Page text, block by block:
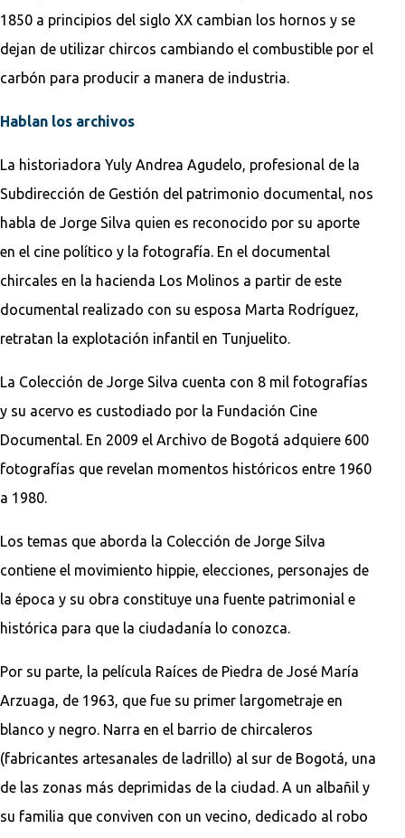
1850 a principios del siglo XX cambian los hornos y se
dejan de utilizar chircos cambiando el combustible por el
carbón para producir a manera de industria.
Hablan los archivos
La historiadora Yuly Andrea Agudelo, profesional de la
Subdirección de Gestión del patrimonio documental, nos
habla de Jorge Silva quien es reconocido por su aporte
en el cine político y la fotografía. En el documental
chircales en la hacienda Los Molinos a partir de este
documental realizado con su esposa Marta Rodríguez,
retratan la explotación infantil en Tunjuelito.
La Colección de Jorge Silva cuenta con 8 mil fotografías
y su acervo es custodiado por la Fundación Cine
Documental. En 2009 el Archivo de Bogotá adquiere 600
fotografías que revelan momentos históricos entre 1960
a 1980.
Los temas que aborda la Colección de Jorge Silva
contiene el movimiento hippie, elecciones, personajes de
la época y su obra constituye una fuente patrimonial e
histórica para que la ciudadanía lo conozca.
Por su parte, la película Raíces de Piedra de José María
Arzuaga, de 1963, que fue su primer largometraje en
blanco y negro. Narra en el barrio de chircaleros
(fabricantes artesanales de ladrillo) al sur de Bogotá, una
de las zonas más deprimidas de la ciudad. A un albañil y
su familia que conviven con un vecino, dedicado al robo